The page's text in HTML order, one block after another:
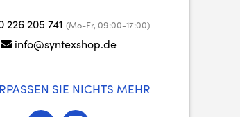
226 205 741 (Mo-Fr, 09:00-17:00)
info@syntexshop.de
SIE NICHTS MEHR